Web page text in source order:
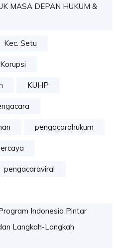
MASA DEPAN HUKUM &
Kec. Setu
Korupsi
KUHP
pengacarahukum
pengacaraviral
Indonesia Pintar
Langkah-Langkah